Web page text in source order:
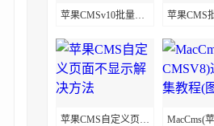
苹果CMSv10批量替换播放地址教程
苹果CMS自定义页面不显示解决方法